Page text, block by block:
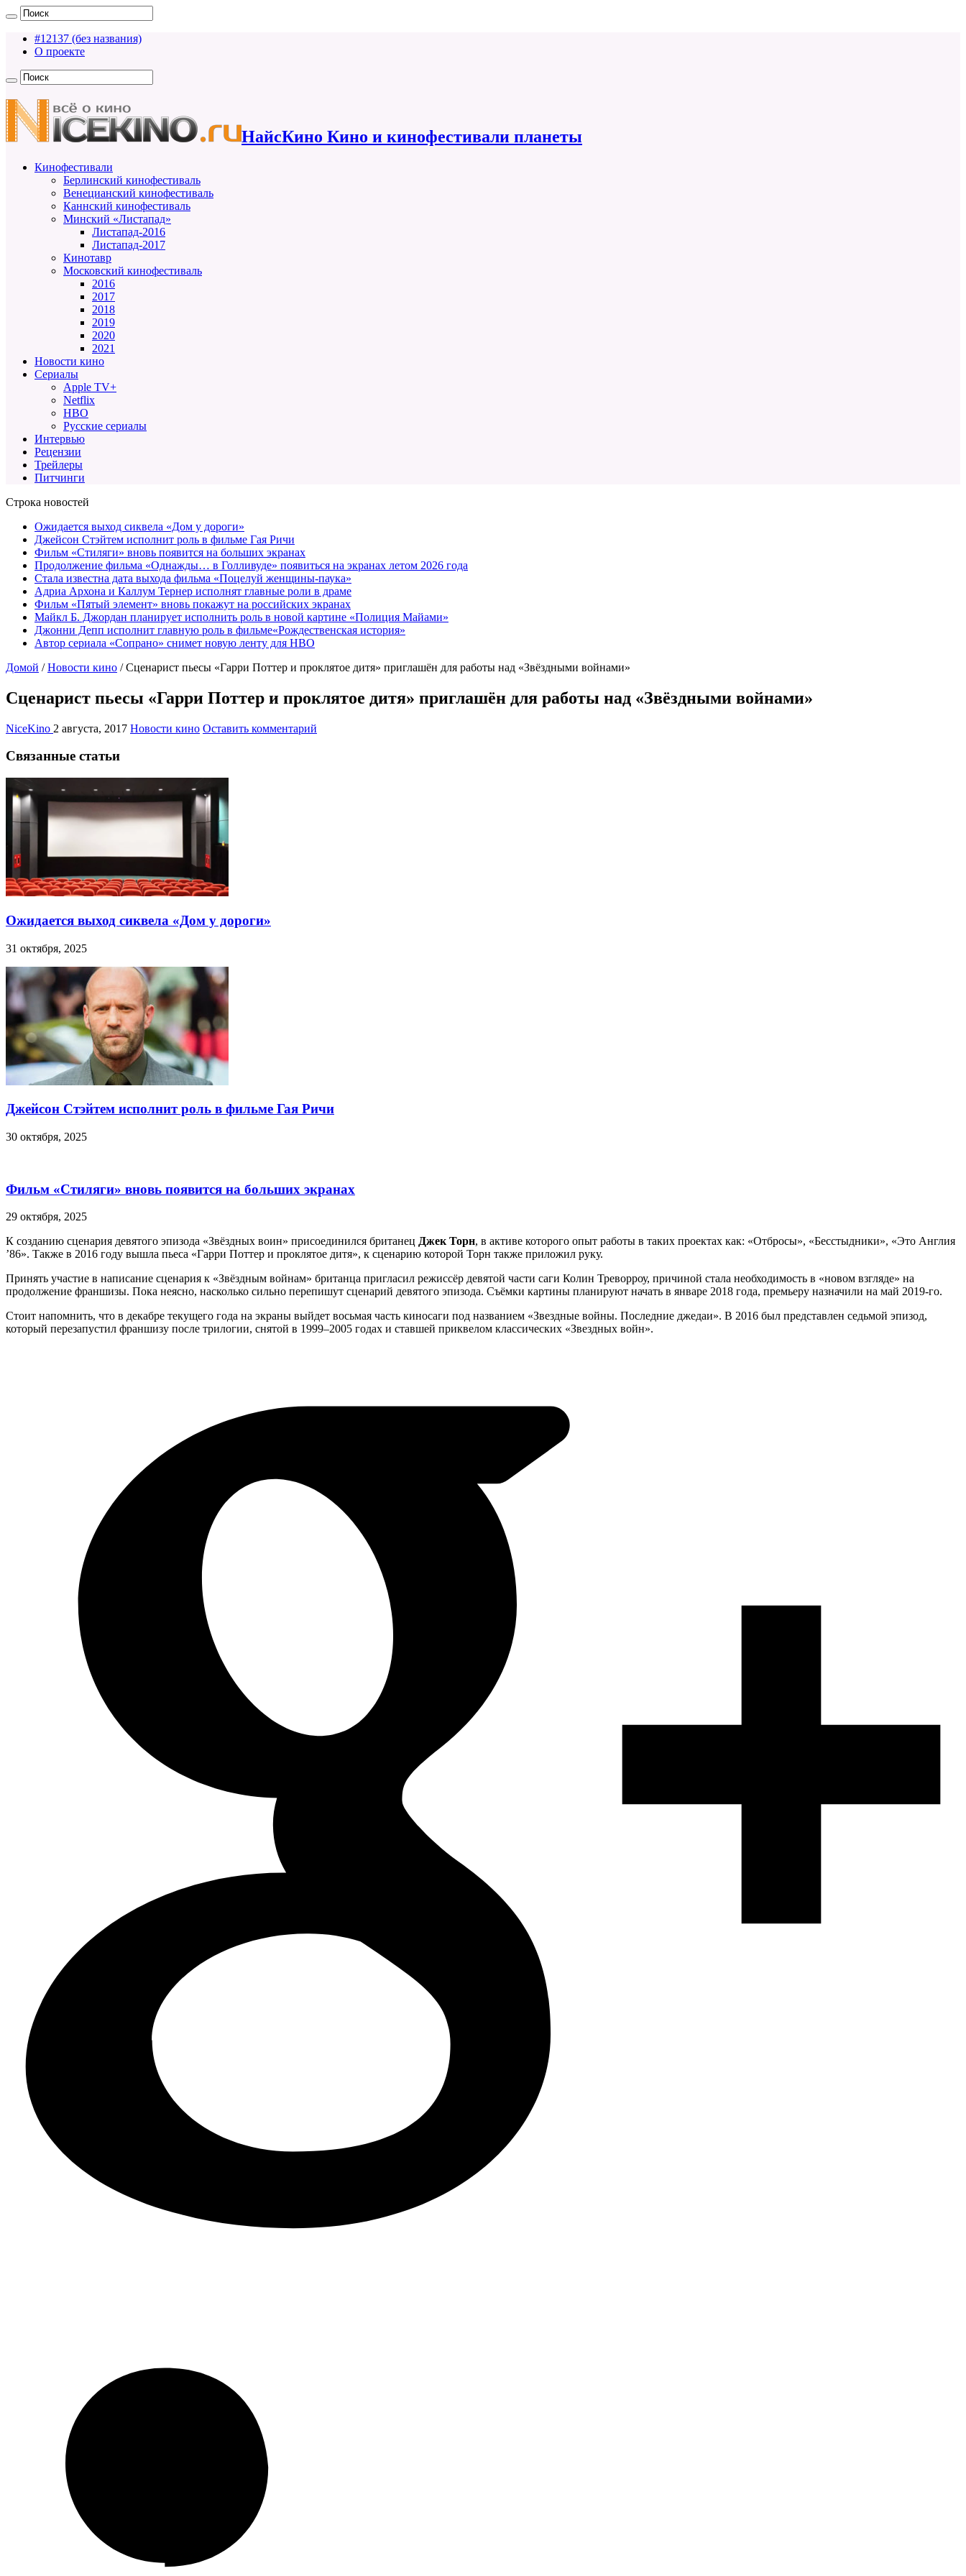
#12137 (без названия)
О проекте
НайсКино Кино и кинофестивали планеты
Кинофестивали
Берлинский кинофестиваль
Венецианский кинофестиваль
Каннский кинофестиваль
Минский «Листапад»
Листапад-2016
Листапад-2017
Кинотавр
Московский кинофестиваль
2016
2017
2018
2019
2020
2021
Новости кино
Сериалы
Apple TV+
Netflix
HBO
Русские сериалы
Интервью
Рецензии
Трейлеры
Питчинги
Строка новостей
Ожидается выход сиквела «Дом у дороги»
Джейсон Стэйтем исполнит роль в фильме Гая Ричи
Фильм «Стиляги» вновь появится на больших экранах
Продолжение фильма «Однажды… в Голливуде» появиться на экранах летом 2026 года
Стала известна дата выхода фильма «Поцелуй женщины-паука»
Адриа Архона и Каллум Тернер исполнят главные роли в драме
Фильм «Пятый элемент» вновь покажут на российских экранах
Майкл Б. Джордан планирует исполнить роль в новой картине «Полиция Майами»
Джонни Депп исполнит главную роль в фильме«Рождественская история»
Автор сериала «Сопрано» снимет новую ленту для HBO
Домой / Новости кино / Сценарист пьесы «Гарри Поттер и проклятое дитя» приглашён для работы над «Звёздными войнами»
Сценарист пьесы «Гарри Поттер и проклятое дитя» приглашён для работы над «Звёздными войнами»
NiceKino 2 августа, 2017 Новости кино Оставить комментарий
Связанные статьи
Ожидается выход сиквела «Дом у дороги»
31 октября, 2025
Джейсон Стэйтем исполнит роль в фильме Гая Ричи
30 октября, 2025
Фильм «Стиляги» вновь появится на больших экранах
29 октября, 2025
К созданию сценария девятого эпизода «Звёздных воин» присоединился британец Джек Торн, в активе которого опыт работы в таких проектах как: «Отбросы», «Бесстыдники», «Это Англия
’86». Также в 2016 году вышла пьеса «Гарри Поттер и проклятое дитя», к сценарию которой Торн также приложил руку.
Принять участие в написание сценария к «Звёздным войнам» британца пригласил режиссёр девятой части саги Колин Треворроу, причиной стала необходимость в «новом взгляде» на
продолжение франшизы. Пока неясно, насколько сильно перепишут сценарий девятого эпизода. Съёмки картины планируют начать в январе 2018 года, премьеру назначили на май 2019-го.
Стоит напомнить, что в декабре текущего года на экраны выйдет восьмая часть киносаги под названием «Звездные войны. Последние джедаи». В 2016 был представлен седьмой эпизод,
который перезапустил франшизу после трилогии, снятой в 1999–2005 годах и ставшей приквелом классических «Звездных войн».